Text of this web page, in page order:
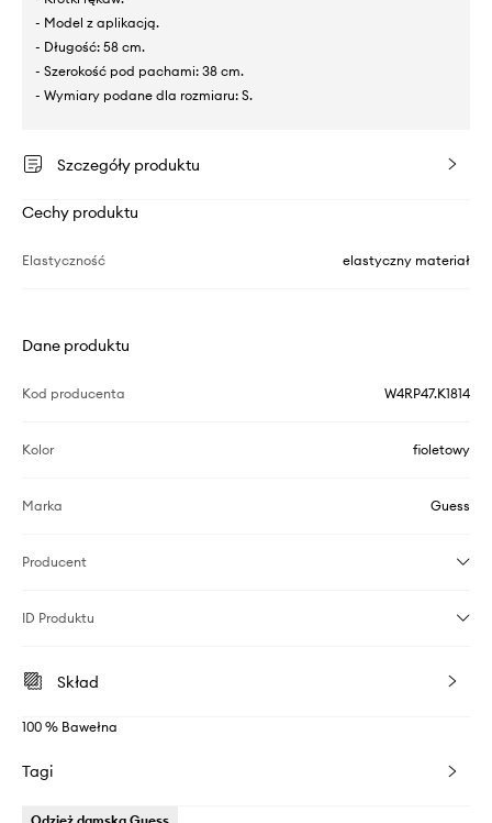
- Model z aplikacją.
- Długość: 58 cm.
- Szerokość pod pachami: 38 cm.
- Wymiary podane dla rozmiaru: S.
Szczegóły produktu
Cechy produktu
Elastyczność elastyczny materiał
Dane produktu
Kod producenta W4RP47.K1814
Kolor fioletowy
Marka Guess
Producent
ID Produktu
Skład
100 % Bawełna
Tagi